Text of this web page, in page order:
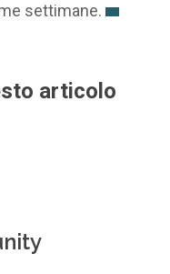
settimane.
articolo